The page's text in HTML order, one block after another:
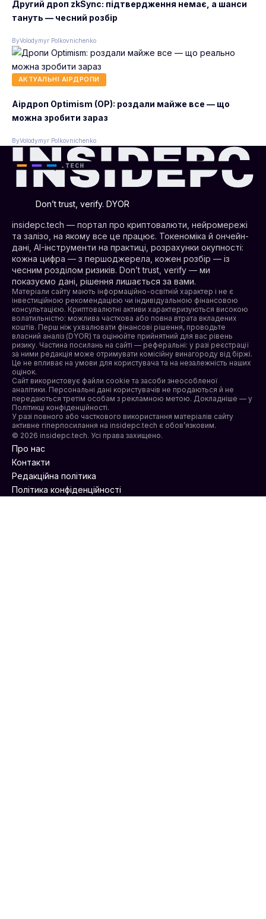
Другий дроп zkSync: підтвердження немає, а шанси
тануть — чесний розбір
ByVolodymyr Polkovnichenko
АКТУАЛЬНІ АІРДРОПИ
Аірдроп Optimism (OP): роздали майже все — що
можна зробити зараз
ByVolodymyr Polkovnichenko
Don’t trust, verify. DYOR
insidepc.tech — портал про криптовалюти, нейромережі
та залізо, на якому все це працює. Токеноміка й ончейн-
дані, AI-інструменти на практиці, розрахунки окупності:
кожна цифра — з першоджерела, кожен розбір — із
чесним розділом ризиків. Don’t trust, verify — ми
показуємо дані, рішення лишається за вами.
Матеріали сайту мають інформаційно-освітній характер і не є
інвестиційною рекомендацією чи індивідуальною фінансовою
консультацією. Криптовалютні активи характеризуються високою
волатильністю: можлива часткова або повна втрата вкладених
коштів. Перш ніж ухвалювати фінансові рішення, проводьте
власний аналіз (DYOR) та оцінюйте прийнятний для вас рівень
ризику. Частина посилань на сайті — реферальні: у разі реєстрації
за ними редакція може отримувати комісійну винагороду від біржі.
Це не впливає на умови для користувача та на незалежність наших
оцінок.
Сайт використовує файли cookie та засоби знеособленої
аналітики. Персональні дані користувачів не продаються й не
передаються третім особам з рекламною метою. Докладніше — у
Політикці конфіденційності.
У разі повного або часткового використання матеріалів сайту
активне гіперпосилання на insidepc.tech є обов’язковим.
© 2026 insidepc.tech. Усі права захищено.
Про нас
Контакти
Редакційна політика
Політика конфіденційності